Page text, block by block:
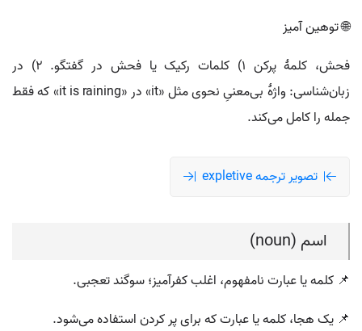
🌐 توهین آمیز
فحش، کلمۀ پرکن ۱) کلمات رکیک یا فحش در گفتگو. ۲) در
زبان‌شناسی: واژۀ بی‌معنیِ نحوی مثل «it» در «it is raining» که فقط
جمله را کامل می‌کند.
تصویر ترجمه expletive
اسم (noun)
📌 کلمه یا عبارت نامفهوم، اغلب کفرآمیز؛ سوگند تعجبی.
📌 یک هجا، کلمه یا عبارت که برای پر کردن استفاده می‌شود.